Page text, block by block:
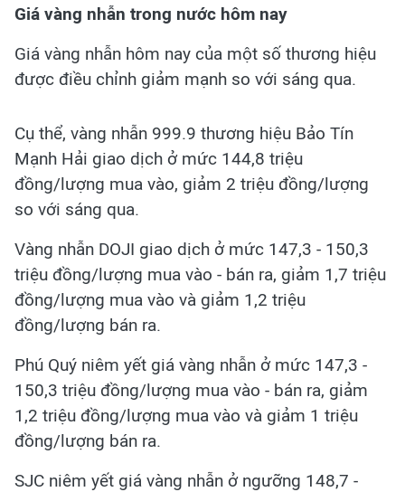
Giá vàng nhẫn trong nước hôm nay
Giá vàng nhẫn hôm nay của một số thương hiệu
được điều chỉnh giảm mạnh so với sáng qua.
Cụ thể, vàng nhẫn 999.9 thương hiệu Bảo Tín
Mạnh Hải giao dịch ở mức 144,8 triệu
đồng/lượng mua vào, giảm 2 triệu đồng/lượng
so với sáng qua.
Vàng nhẫn DOJI giao dịch ở mức 147,3 - 150,3
triệu đồng/lượng mua vào - bán ra, giảm 1,7 triệu
đồng/lượng mua vào và giảm 1,2 triệu
đồng/lượng bán ra.
Phú Quý niêm yết giá vàng nhẫn ở mức 147,3 -
150,3 triệu đồng/lượng mua vào - bán ra, giảm
1,2 triệu đồng/lượng mua vào và giảm 1 triệu
đồng/lượng bán ra.
SJC niêm yết giá vàng nhẫn ở ngưỡng 148,7 -